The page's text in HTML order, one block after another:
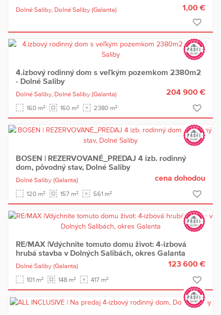
Dolné Saliby, Dolné Saliby (Galanta) 1,00 €
4.izbový rodinný dom s veľkým pozemkom 2380m2
- Dolné Saliby
Dolné Saliby, Dolné Saliby (Galanta)
160 m2 160 m2 2380 m2
204 900 €
BOSEN | REZERVOVANÉ_PREDAJ 4 izb. rodinný
dom, pôvodný stav, Dolné Saliby
Dolné Saliby (Galanta)
120 m2 157 m2 561 m2
cena dohodou
RE/MAX |Vdýchnite tomuto domu život: 4-izbová
hrubá stavba v Dolných Salibách, okres Galanta
Dolné Saliby (Galanta)
101 m2 148 m2 417 m2
123 600 €